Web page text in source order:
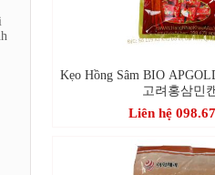
Kẹo Hồng Sâm BIO
고려홍삼민
Liên hệ